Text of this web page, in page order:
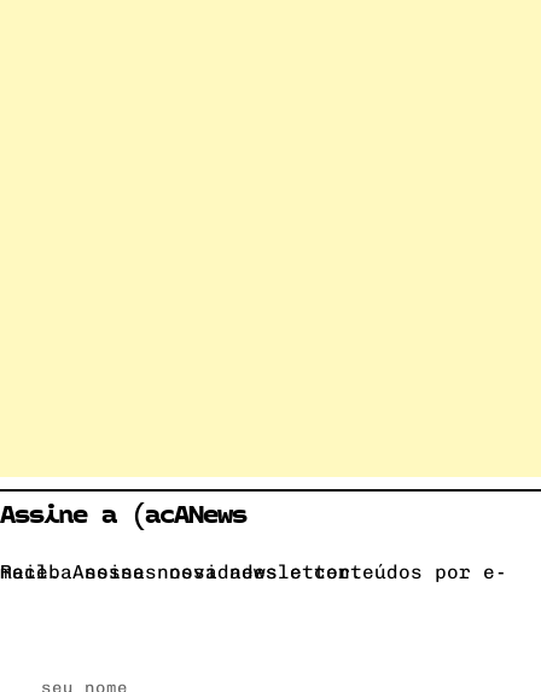
Assine a (acANews
Receba nossas novidades e conteúdos por e-mail. Assine nossa newsletter.